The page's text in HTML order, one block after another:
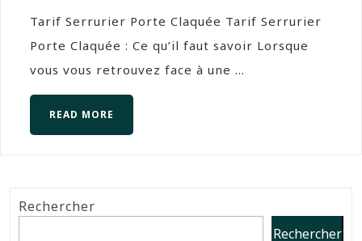
Tarif Serrurier Porte Claquée Tarif Serrurier
Porte Claquée : Ce qu’il faut savoir Lorsque
vous vous retrouvez face à une ...
READ MORE
Rechercher
Rechercher